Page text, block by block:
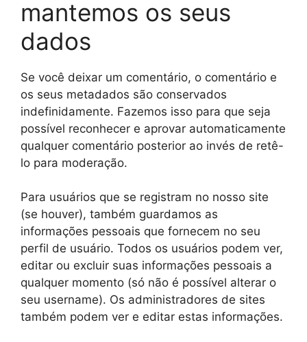
mantemos os seus
dados
Se você deixar um comentário, o comentário e
os seus metadados são conservados
indefinidamente. Fazemos isso para que seja
possível reconhecer e aprovar automaticamente
qualquer comentário posterior ao invés de retê-
lo para moderação.
Para usuários que se registram no nosso site
(se houver), também guardamos as
informações pessoais que fornecem no seu
perfil de usuário. Todos os usuários podem ver,
editar ou excluir suas informações pessoais a
qualquer momento (só não é possível alterar o
seu username). Os administradores de sites
também podem ver e editar estas informações.